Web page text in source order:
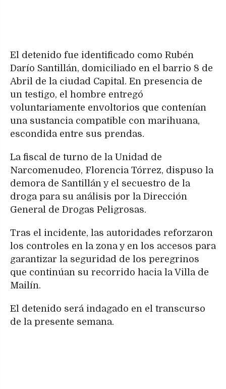
El detenido fue identificado como Rubén
Darío Santillán, domiciliado en el barrio 8 de
Abril de la ciudad Capital. En presencia de
un testigo, el hombre entregó
voluntariamente envoltorios que contenían
una sustancia compatible con marihuana,
escondida entre sus prendas.
La fiscal de turno de la Unidad de
Narcomenudeo, Florencia Tórrez, dispuso la
demora de Santillán y el secuestro de la
droga para su análisis por la Dirección
General de Drogas Peligrosas.
Tras el incidente, las autoridades reforzaron
los controles en la zona y en los accesos para
garantizar la seguridad de los peregrinos
que continúan su recorrido hacia la Villa de
Mailín.
El detenido será indagado en el transcurso
de la presente semana.